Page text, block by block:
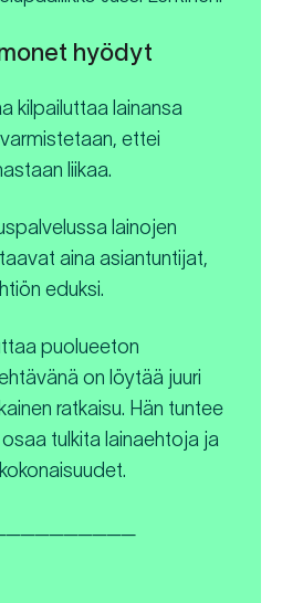
hyödyt
kilpailuttaa lainansa
ettei
liikaa.
lainojen
aina asiantuntijat,
eduksi.
puolueeton
on löytää juuri
ratkaisu. Hän tuntee
tulkita lainaehtoja ja